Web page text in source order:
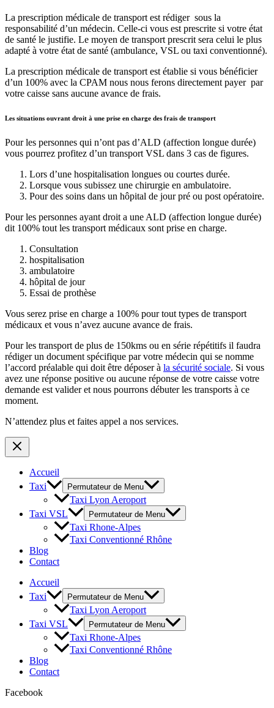
La prescription médicale de transport est rédiger sous la
responsabilité d’un médecin. Celle-ci vous est prescrite si votre état
de santé le justifie. Le moyen de transport prescrit sera celui le plus
adapté à votre état de santé (ambulance, VSL ou taxi conventionné).
La prescription médicale de transport est établie si vous bénéficier
d’un 100% avec la CPAM nous nous ferons directement payer par
votre caisse sans aucune avance de frais.
Les situations ouvrant droit à une prise en charge des frais de transport
Pour les personnes qui n’ont pas d’ALD (affection longue durée)
vous pourrez profitez d’un transport VSL dans 3 cas de figures.
Lors d’une hospitalisation longues ou courtes durée.
Lorsque vous subissez une chirurgie en ambulatoire.
Pour des soins dans un hôpital de jour pré ou post opératoire.
Pour les personnes ayant droit a une ALD (affection longue durée)
dit 100% tout les transport médicaux sont prise en charge.
Consultation
hospitalisation
ambulatoire
hôpital de jour
Essai de prothèse
Vous serez prise en charge a 100% pour tout types de transport
médicaux et vous n’avez aucune avance de frais.
Pour les transport de plus de 150kms ou en série répétitifs il faudra
rédiger un document spécifique par votre médecin qui se nomme
l’accord préalable qui doit être déposer à la sécurité sociale. Si vous
avez une réponse positive ou aucune réponse de votre caisse votre
demande est valider et nous pourrons débuter les transports à ce
moment.
N’attendez plus et faites appel a nos services.
Accueil
Taxi
Permutateur de Menu
Taxi Lyon Aeroport
Taxi VSL
Permutateur de Menu
Taxi Rhone-Alpes
Taxi Conventionné Rhône
Blog
Contact
Accueil
Taxi
Permutateur de Menu
Taxi Lyon Aeroport
Taxi VSL
Permutateur de Menu
Taxi Rhone-Alpes
Taxi Conventionné Rhône
Blog
Contact
Facebook